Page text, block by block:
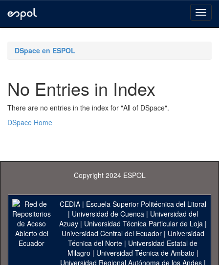
navigationDSpace en ESPOL
No Entries in Index
There are no entries in the index for "All of DSpace".
DSpace Home
Copyright 2024 ESPOL
CEDIA| Escuela Superior Politécnica del Litoral
| Universidad de Cuenca| Universidad del
Azuay| Universidad Técnica Particular de Loja|
Universidad Central del Ecuador| Universidad
Técnica del Norte | Universidad Estatal de
Milagro | Universidad Técnica de Ambato |
Universidad Regional Autónoma de los Andes|